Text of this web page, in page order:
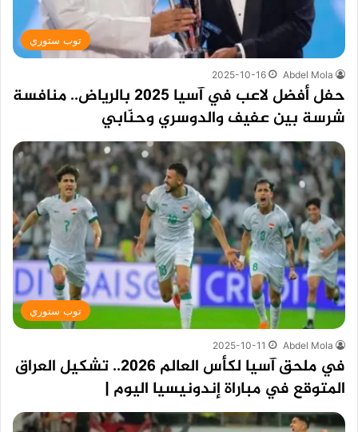
توب ستوري
Abdel Mola
2025-10-16
حفل أفضل لاعب في آسيا 2025 بالرياض.. منافسة
شرسة بين عفيف والدوسري وحنّابي
توب ستوري
Abdel Mola
2025-10-11
في ملحق آسيا لكأس العالم 2026.. تشكيل العراق
المتوقع في مباراة إندونيسيا اليوم |